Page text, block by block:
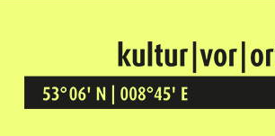
Kultur Vor Ort
BREMEN GRÖPELINGEN